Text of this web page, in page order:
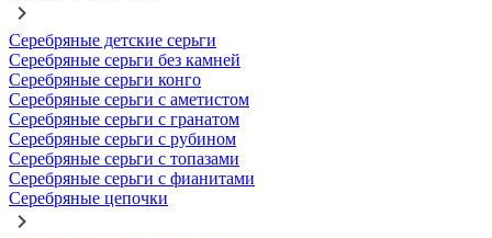
Серебряные детские серьги
Серебряные серьги без камней
Серебряные серьги конго
Серебряные серьги с аметистом
Серебряные серьги с гранатом
Серебряные серьги с рубином
Серебряные серьги с топазами
Серебряные серьги с фианитами
Серебряные цепочки